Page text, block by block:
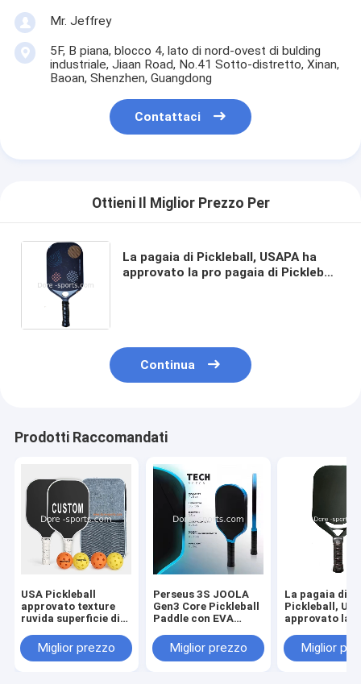
Mr. Jeffrey
5F, B piana, blocco 4, lato di nord-ovest di bulding
industriale, Jiaan Road, No.41 Sotto-distretto, Xinan,
Baoan, Shenzhen, Guangdong
Contattaci
Ottieni Il Miglior Prezzo Per
La pagaia di Pickleball, USAPA ha
approvato la pro pagaia di Pickleball
Continua
Prodotti Raccomandati
USA Pickleball
approvato texture
ruvida superficie di
cuscinato perforato
contorno presa
Miglior prezzo
Perseus 3S JOOLA
Gen3 Core Pickleball
Paddle con EVA
Change Edge,Alta
resilienza PP
Miglior prezzo
La pagaia di
Pickleball,
approvato la
della grafite/
l'insieme, il
Miglior